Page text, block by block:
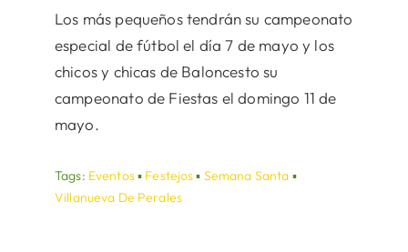
Los más pequeños tendrán su campeonato
especial de fútbol el día 7 de mayo y los
chicos y chicas de Baloncesto su
campeonato de Fiestas el domingo 11 de
mayo.
Tags: Eventos▪ Festejos▪ Semana Santa ▪
Villanueva De Perales